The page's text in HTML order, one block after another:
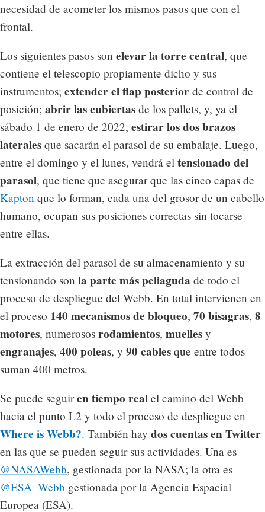
necesidad de acometer los mismos pasos que con el
frontal.
Los siguientes pasos son elevar la torre central, que
contiene el telescopio propiamente dicho y sus
instrumentos; extender el flap posterior de control de
posición; abrir las cubiertas de los pallets, y, ya el
sábado 1 de enero de 2022, estirar los dos brazos
laterales que sacarán el parasol de su embalaje. Luego,
entre el domingo y el lunes, vendrá el tensionado del
parasol, que tiene que asegurar que las cinco capas de
Kapton que lo forman, cada una del grosor de un cabello
humano, ocupan sus posiciones correctas sin tocarse
entre ellas.
La extracción del parasol de su almacenamiento y su
tensionando son la parte más peliaguda de todo el
proceso de despliegue del Webb. En total intervienen en
el proceso 140 mecanismos de bloqueo, 70 bisagras, 8
motores, numerosos rodamientos, muelles y
engranajes, 400 poleas, y 90 cables que entre todos
suman 400 metros.
Se puede seguiren tiempo real el camino del Webb
hacia el punto L2 y todo el proceso de despliegue en
Where is Webb?. También hay dos cuentas en Twitter
en las que se pueden seguir sus actividades. Una es
@NASAWebb, gestionada por la NASA; la otra es
@ESA_Webb gestionada por la Agencia Espacial
Europea (ESA).